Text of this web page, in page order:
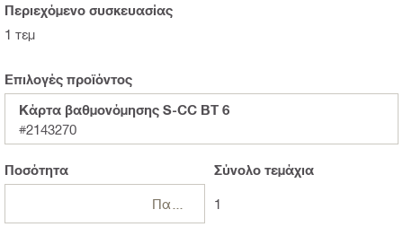
Περιεχόμενο συσκευασίας
1 τεμ
Επιλογές προϊόντος
Κάρτα βαθμονόμησης S-CC BT 6
#2143270
Ποσότητα Σύνολοτεμάχια
1